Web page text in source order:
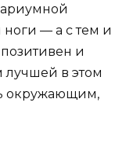
— а с тем и
позитивен и
в этом
окружающим,